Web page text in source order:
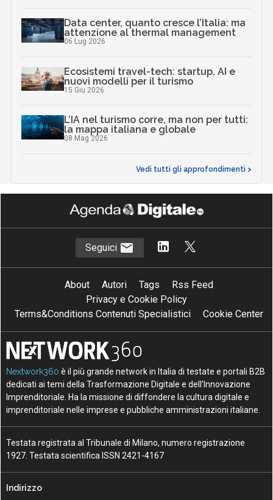
Data center, quanto cresce l’Italia: ma
attenzione al thermal management
06 Lug 2026
Ecosistemi travel-tech: startup, AI e
nuovi modelli per il turismo
15 Giu 2026
L’IA nel turismo corre, ma non per tutti:
la mappa italiana e globale
08 Mag 2026
Vedi tutti gli approfondimenti >
Seguici
About Autori Tags
Rss Feed
Privacy e Cookie Policy
Terms&Conditions Contenuti Specialistici
Cookie Center
Nextwork360 è il più grande network in Italia di testate e portali B2B
dedicati ai temi della Trasformazione Digitale e dell’Innovazione
Imprenditoriale. Ha la missione di diffondere la cultura digitale e
imprenditoriale nelle imprese e pubbliche amministrazioni italiane.
Testata registrata al Tribunale di Milano, numero registrazione
1927. Testata scientifica ISSN 2421-4167
Indirizzo